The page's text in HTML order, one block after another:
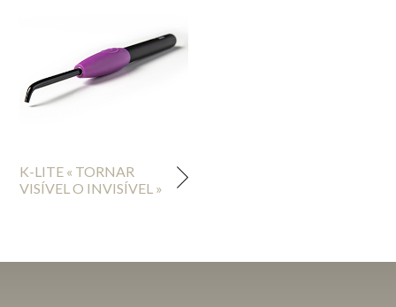
K-LITE « TORNAR
VISÍVEL O INVISÍVEL »